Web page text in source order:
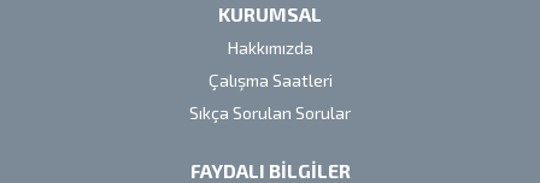
KURUMSAL
Hakkımızda
Çalışma Saatleri
Sıkça Sorulan Sorular
FAYDALI BİLGİLER